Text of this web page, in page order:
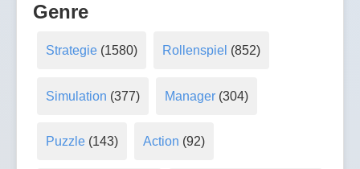
Genre
Strategie(1580) Rollenspiel (852)
Simulation (377) Manager (304)
Puzzle(143) Action (92)